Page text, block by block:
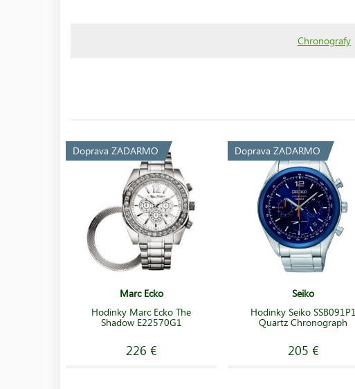
Chronografy
Doprava ZADARMO
Marc Ecko
Hodinky Marc Ecko The
Shadow E22570G1
226 €
Doprava ZADARMO
Seiko
Hodinky Seiko SSB091P1
Quartz Chronograph
205 €